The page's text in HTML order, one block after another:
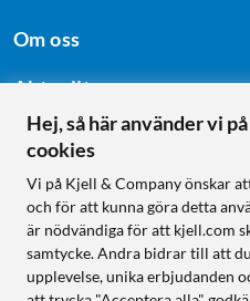
Om oss
Aktuellt
Följ oss
Handla från:
Hej, så här använder vi
cookies
Vi på Kjell & Company önskar
och för att kunna göra detta
är nödvändiga för att kjell.com
samtycke. Andra bidrar till att
upplevelse, unika erbjudanden